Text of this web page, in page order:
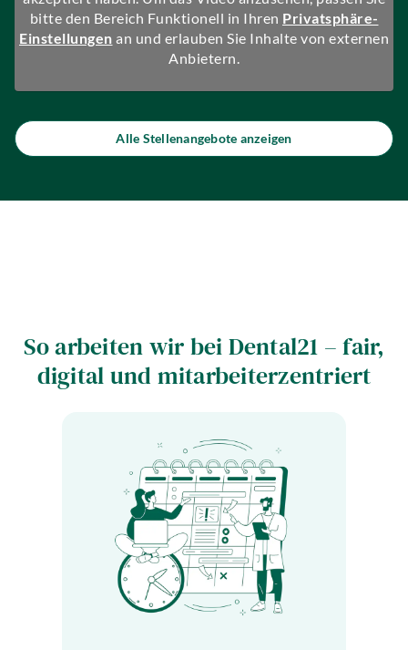
bitte den Bereich Funktionell in Ihren Privatsphäre-
Einstellungen an und erlauben Sie Inhalte von externen
Anbietern.
Alle Stellenangebote anzeigen
So arbeiten wir bei Dental21 – fair,
digital und mitarbeiterzentriert